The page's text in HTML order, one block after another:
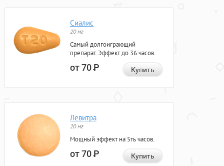
Сиалис
20 мг
Самый долгоиграющий
препарат. Эффект до 36 часов.
от 70Р Купить
Левитра
20 мг
Мощный эффект на 5ть часов.
от 70Р Купить